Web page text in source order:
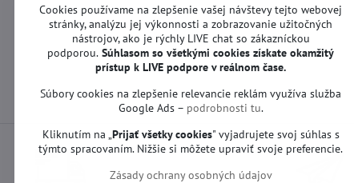
Cookies používame na zlepšenie vašej návštevy tejto webovej
stránky, analýzu jej výkonnosti a zobrazovanie užitočných
nástrojov, ako je rýchly LIVE chat so zákazníckou
podporou. Súhlasom so všetkými cookies získate okamžitý
prístup k LIVE podpore v reálnom čase.
Súbory cookies na zlepšenie relevancie reklám využíva služba
Google Ads – podrobnosti tu.
Kliknutím na „Prijať všetky cookies" vyjadrujete svoj súhlas s
týmto spracovaním. Nižšie si môžete upraviť svoje preferencie.
Zásady ochrany osobných údajov